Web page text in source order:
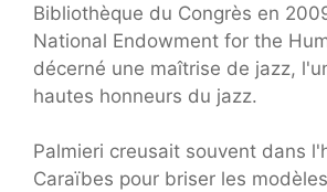
Bibliothèque du Congrès en
National Endowment for the
décerné une maîtrise de jazz,
hautes honneurs du jazz.
Palmieri creusait souvent dans
Caraïbes pour briser les